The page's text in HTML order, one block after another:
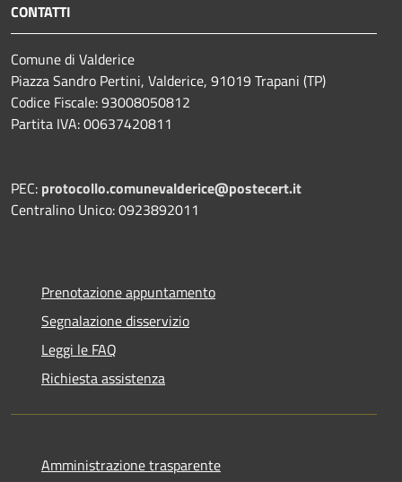
CONTATTI
Comune di Valderice
Piazza Sandro Pertini, Valderice, 91019 Trapani (TP)
Codice Fiscale: 93008050812
Partita IVA: 00637420811
PEC: protocollo.comunevalderice@postecert.it
Centralino Unico: 0923892011
Prenotazione appuntamento
Segnalazione disservizio
Leggi le FAQ
Richiesta assistenza
Amministrazione trasparente